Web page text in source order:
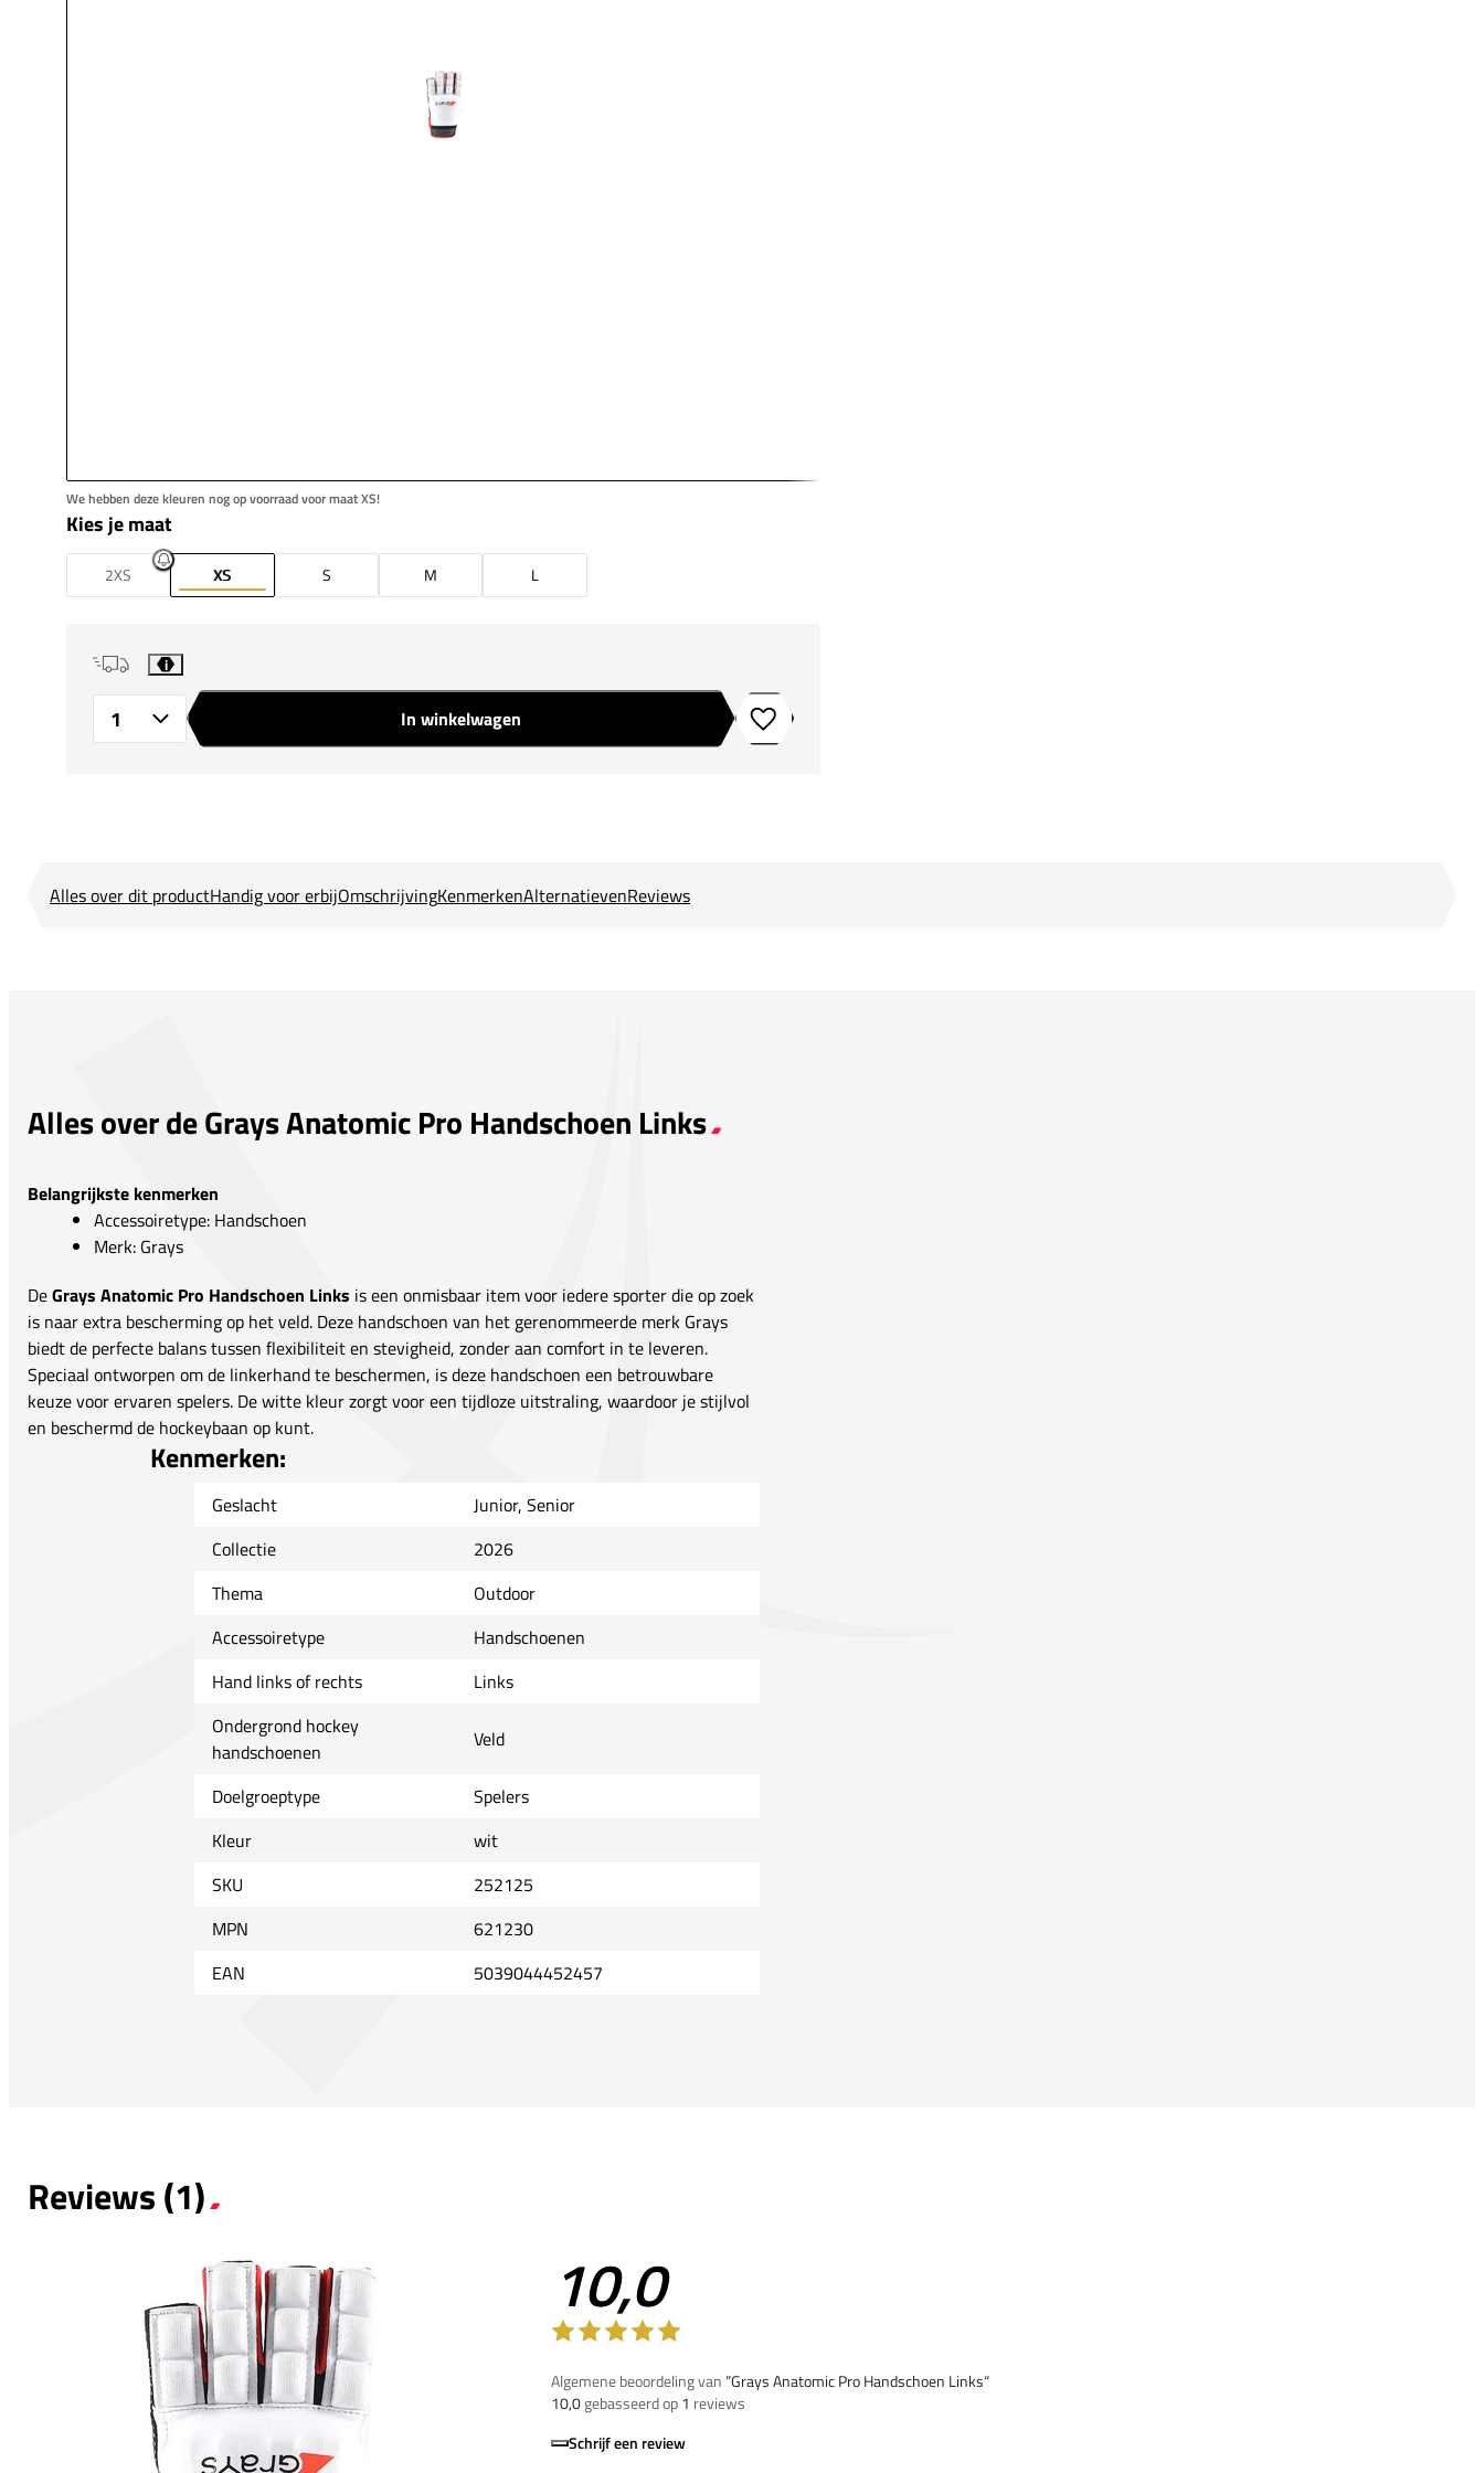
We hebben deze kleuren nog op voorraad voor maat XS!
Kies je maat
2XS XS S M L
i
In winkelwagen Toevoegen aan verlanglijstje
Alles over dit productHandig voor erbijOmschrijvingKenmerkenAlternatievenReviews
Alles over de Grays Anatomic Pro Handschoen Links
Belangrijkste kenmerken
Accessoiretype: Handschoen
Merk: Grays
DeGrays Anatomic Pro Handschoen Links is een onmisbaar item voor iedere sporter die op zoek
is naar extra bescherming op het veld. Deze handschoen van het gerenommeerde merk Grays
biedt de perfecte balans tussen flexibiliteit en stevigheid, zonder aan comfort in te leveren.
Speciaal ontworpen om de linkerhand te beschermen, is deze handschoen een betrouwbare
keuze voor ervaren spelers. De witte kleur zorgt voor een tijdloze uitstraling, waardoor je stijlvol
en beschermd de hockeybaan op kunt.
Kenmerken:
Geslacht
Junior, Senior
Collectie
2026
Thema
Outdoor
Accessoiretype
Handschoenen
Hand links of rechts
Links
Ondergrond hockey
handschoenen
Veld
Doelgroeptype
Spelers
Kleur
wit
SKU
252125
MPN
621230
EAN
5039044452457
Reviews (1)
10,0
Algemene beoordeling van”Grays Anatomic Pro Handschoen Links“
10,0gebasseerd op1 reviews
Schrijf een review